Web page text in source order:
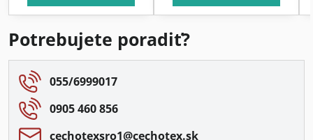
Potrebujete poradiť?
055/6999017
0905 460 856
cechotexsro1​@cechotex​.sk